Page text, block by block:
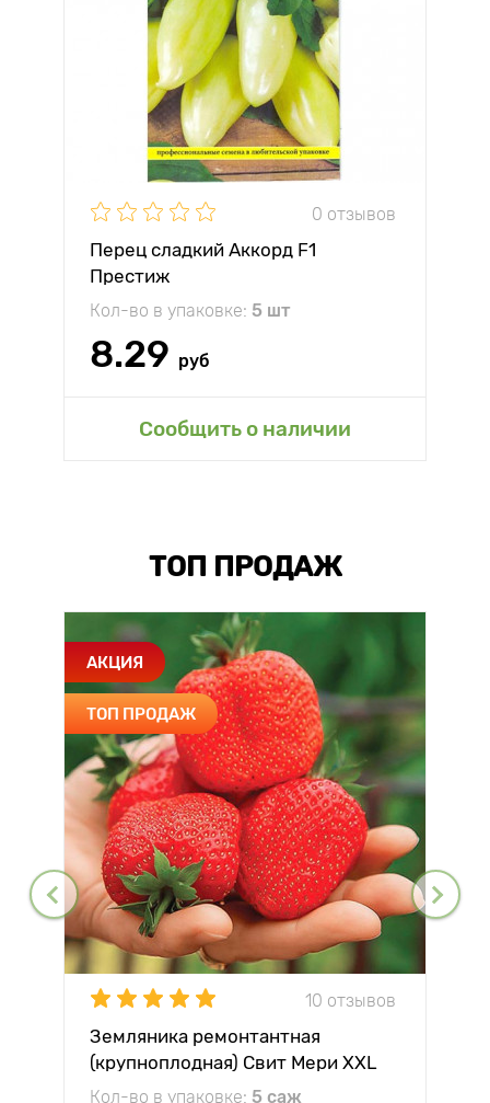
0 отзывов
Перец сладкий Аккорд F1
Престиж
Кол-во в упаковке: 5 шт
8.29 руб
Сообщить о наличии
ТОП ПРОДАЖ
АКЦИЯ
ТОП ПРОДАЖ
10 отзывов
Земляника ремонтантная
(крупноплодная) Свит Мери XXL
Кол-во в упаковке: 5 саж